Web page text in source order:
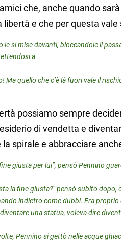
che, anche quando
libertà e che per questa
le si mise davanti, bloccandole il
a
Ma quello che c’è là fuori vale il
possiamo sempre
di vendetta e
spirale e abbracciare
fine giusta per lui”, pensò Pennino
la fine giusta?” pensò subito
indietro come dubbi. Era proprio
una statua, voleva dire
Pennino si gettò nelle acque